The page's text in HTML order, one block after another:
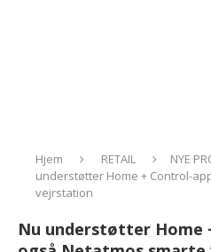
Hjem RETAIL NYE
understøtter Home + Control-
vejrstation
Nu understøtter Home